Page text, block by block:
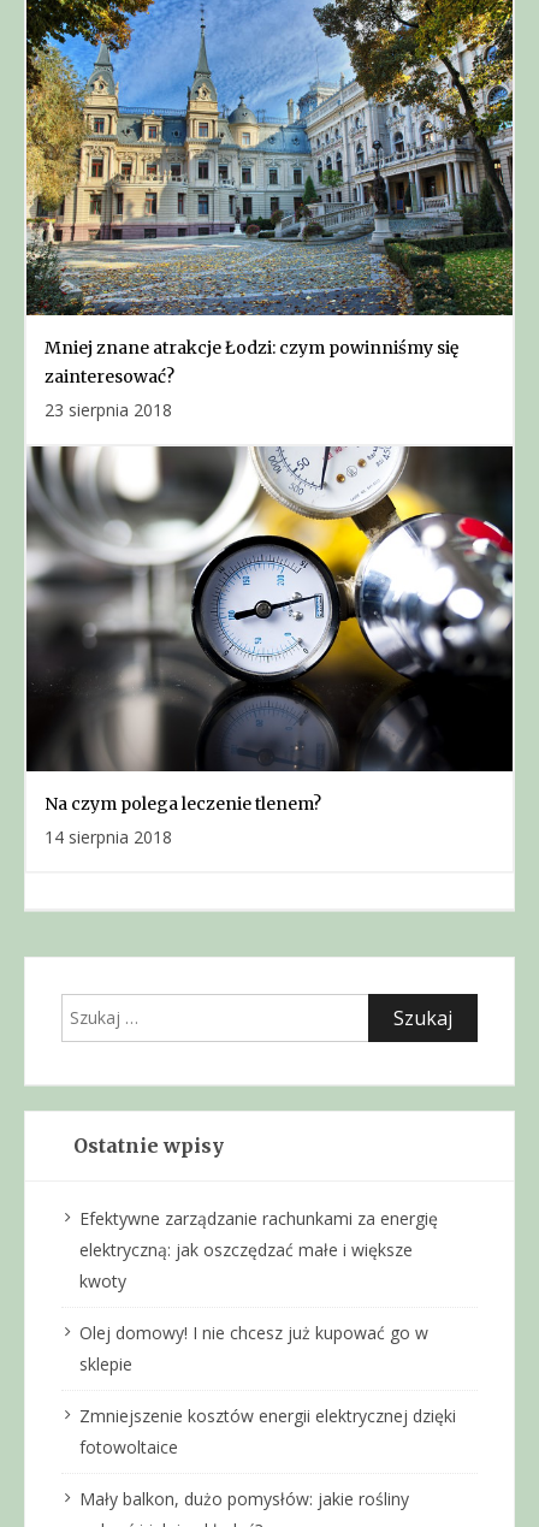
Mniej znane atrakcje Łodzi: czym powinniśmy się
zainteresować?
23 sierpnia 2018
Na czym polega leczenie tlenem?
14 sierpnia 2018
Szukaj:
Ostatnie wpisy
Efektywne zarządzanie rachunkami za energię
elektryczną: jak oszczędzać małe i większe
kwoty
Olej domowy! I nie chcesz już kupować go w
sklepie
Zmniejszenie kosztów energii elektrycznej dzięki
fotowoltaice
Mały balkon, dużo pomysłów: jakie rośliny